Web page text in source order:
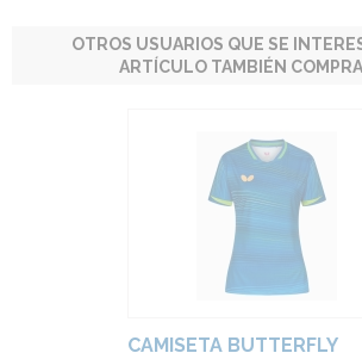
OTROS USUARIOS QUE SE
ARTÍCULO TAMBIÉN
CAMISETA BUTTERFLY